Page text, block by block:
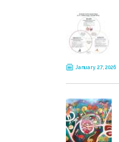
January 27, 2026